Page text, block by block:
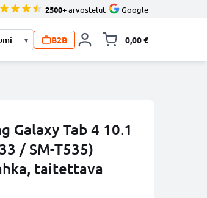
2500+arvostelut Google
▾ B2B 0,00 €
Galaxy Tab 4 10.1
/ SM-T535)
taitettava